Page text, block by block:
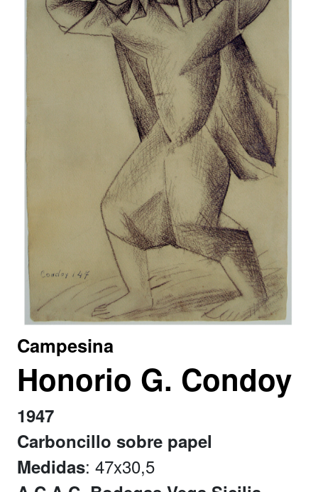
Campesina
Honorio G. Condoy
1947
Carboncillo sobre papel
Medidas: 47x30,5